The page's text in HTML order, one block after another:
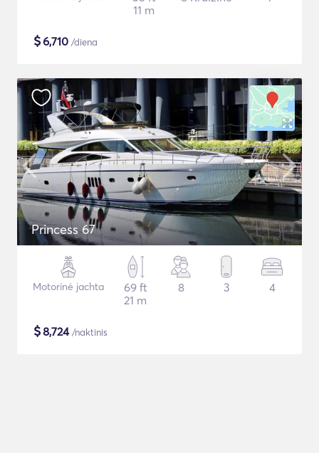
11 m
$6,710 /diena
Princess 67
Motorinė jachta
69 ft
21 m
8 3 4
$8,724/naktinis